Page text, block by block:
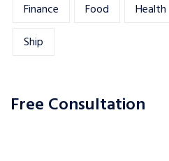
Finance
Food Health
Ship
Free Consultation